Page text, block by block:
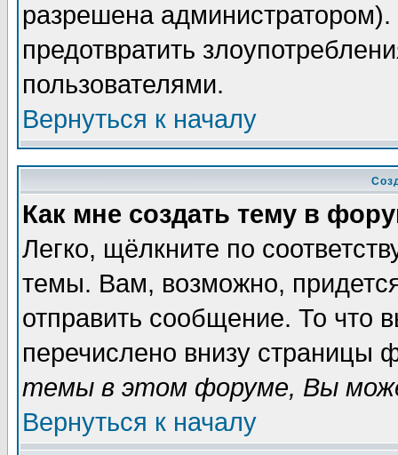
разрешена
предотвратить
пользователями.
Вернуться к началу
Как мне создать тему в
Легко, щёлкните по
темы. Вам, возможно,
отправить сообщение. То что
перечислено внизу страницы
темы в этом форуме, Вы
Вернуться к началу